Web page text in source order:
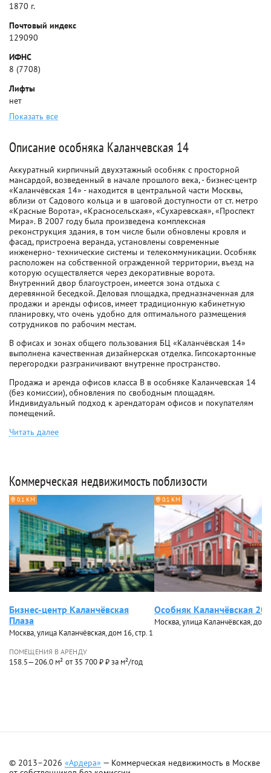
1870 г.
Почтовый индекс
129090
ИФНС
8 (7708)
Лифты
нет
Показать все
Описание особняка Каланчевская 14
Аккуратный кирпичный двухэтажный особняк с просторной
мансардой, возведенный в начале прошлого века, - бизнес-центр
«Каланчёвская 14» - находится в центральной части Москвы,
вблизи от Садового кольца и в шаговой доступности от ст. метро
«Красные Ворота», «Красносельская», «Сухаревская», «Проспект
Мира». В 2007 году была произведена комплексная
реконструкция здания, в том числе были обновлены кровля и
фасад, пристроена веранда, установлены современные
инженерно- технические системы и телекоммуникации. Особняк
расположен на собственной огражденной территории, въезд на
которую осуществляется через декоративные ворота.
Внутренний двор благоустроен, имеется зона отдыха с
деревянной беседкой. Деловая площадка, предназначенная для
продажи и аренды офисов, имеет традиционную кабинетную
планировку, что очень удобно для оптимального размещения
сотрудников по рабочим местам.
В офисах и зонах общего пользования БЦ «Каланчёвская 14»
выполнена качественная дизайнерская отделка. Гипсокартонные
перегородки разграничивают внутренне пространство.
Продажа и аренда офисов класса B в особняке Каланчевская 14
(без комиссии), обновления по свободным площадям.
Индивидуальный подход к арендаторам офисов и покупателям
помещений.
Читать далее
Коммерческая недвижимость поблизости
0.1 КМ
Бизнес-центр Каланчёвская
Плаза
Москва, улица Каланчёвская, дом 16, стр. 1
ПОМЕЩЕНИЯ В АРЕНДУ
158.5—206.0 м² от 35 700 ₽ ₽ за м²/год
0.1 КМ
Особняк Каланчёвская 20
Москва, улица Каланчёвская, дом
© 2013–2026 «Ардера» — Коммерческая недвижимость в Москве